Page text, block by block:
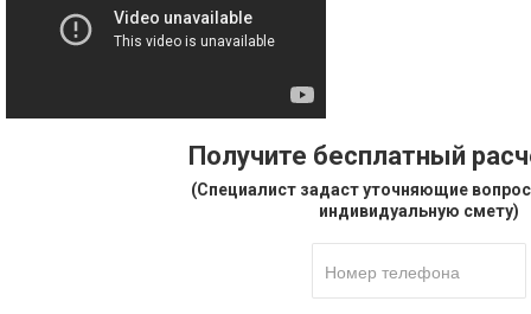
Получите бесплатный
(Специалист задаст уточняющие
индивидуальную смету)